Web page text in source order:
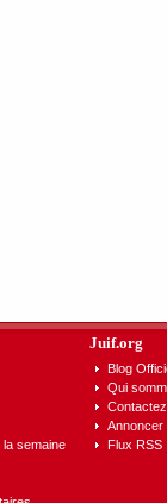
semaine
Juif.org
Blog
Qui
Annoncer
Flux RSS